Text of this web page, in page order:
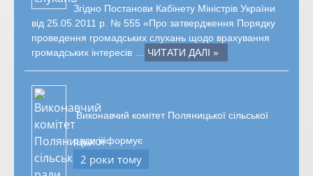
Згідно Постанови Кабінету Міністрів України
від 25.05.2011 р. № 555 «Про затвердження Порядку
проведення громадських слухань щодо врахування
громадських інтересів … ЧИТАТИ ДАЛІ »
Виконавчий комітет Поляницької сільської
ради інформує
2 роки тому